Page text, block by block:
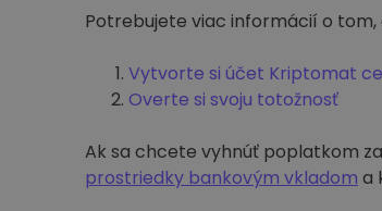
Potrebujete viac informácií o tom,
Vytvorte si účet Kriptomat
Overte si svoju totožnosť
Ak sa chcete vyhnúť poplatkom
prostriedky bankovým vkladom a